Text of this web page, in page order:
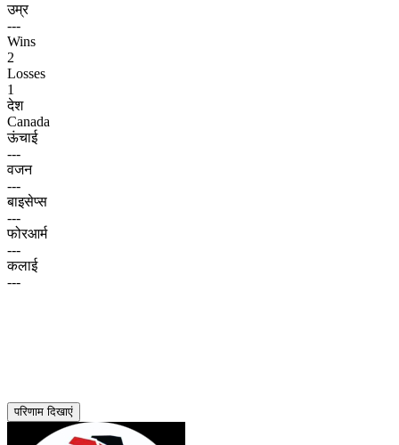
उम्र
---
Wins
2
Losses
1
देश
Canada
ऊंचाई
---
वजन
---
बाइसेप्स
---
फोरआर्म
---
कलाई
---
परिणाम दिखाएं